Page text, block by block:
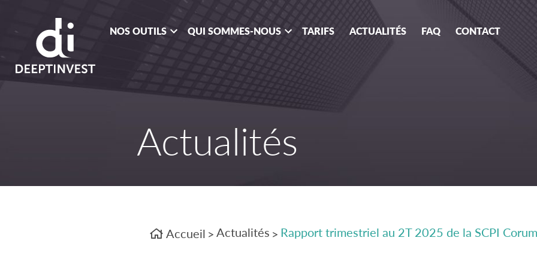
NOS OUTILS QUI SOMMES-NOUS TARIFS ACTUALITÉS FAQ CONTACT
Actualités
Accueil > Actualités > Rapport trimestriel au 2T 2025 de la SCPI